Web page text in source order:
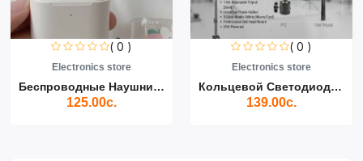
( 0 )
Electronics store
Беспроводные Наушники Air...
125.00с.
( 0 )
Electronics store
Кольцевой Светодиодный Св...
139.00с.